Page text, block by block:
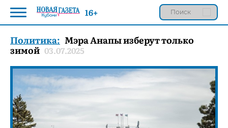
Политика: Мэра Анапы изберут только
зимой 03.07.2025
16+